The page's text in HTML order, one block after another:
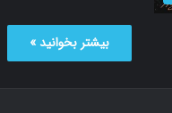
بیشتر بخوانید »